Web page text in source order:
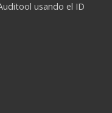
usando el ID